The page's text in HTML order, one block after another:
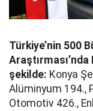
Türkiye’nin 500
şekilde: Konya
Alüminyum 194.,
Otomotiv 426.,